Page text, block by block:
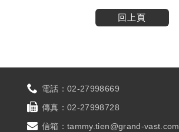
回上頁
電話： 02-27998669
傳真： 02-27998728
信箱： tammy.tien@grand-vast.com